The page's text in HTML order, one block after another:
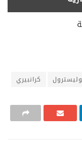
كرانبيري